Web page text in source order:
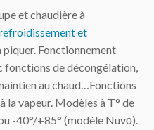
et chaudière à
et
piquer. Fonctionnement
de décongélation,
au chaud…Fonctions
la vapeur. Modèles à T° de
-40°/+85° (modèle Nuvō).